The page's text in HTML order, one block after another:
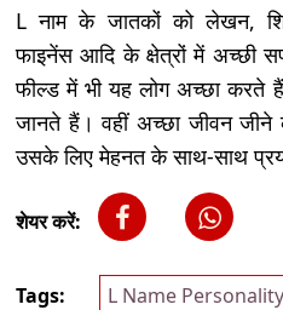
L नाम के जातकों को लेखन,
फाइनेंस आदि के क्षेत्रों में अच्छी
फील्ड में भी यह लोग अच्छा करते
जानते हैं। वहीं अच्छा जीवन
उसके लिए मेहनत के साथ-साथ
शेयर करें:
Tags: L Name Personality